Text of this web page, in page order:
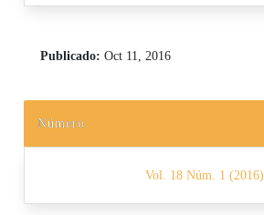
Publicado: Oct 11, 2016
Número
Vol. 18 Núm. 1 (2016)